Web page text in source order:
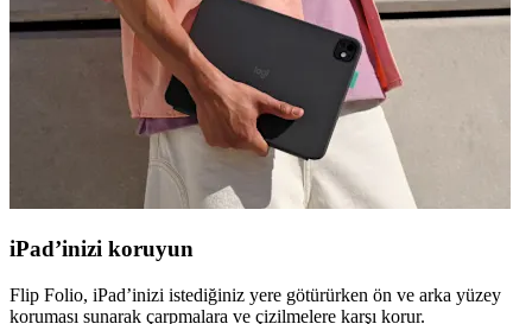
iPad’inizi koruyun
Flip Folio, iPad’inizi istediğiniz yere götürürken ön ve arka yüzey
koruması sunarak çarpmalara ve çizilmelere karşı korur.